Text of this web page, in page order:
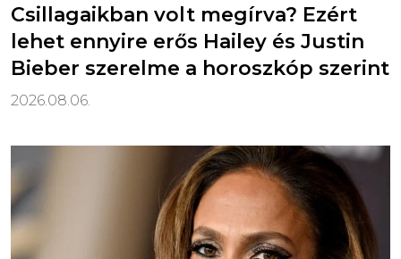
Csillagaikban volt megírva? Ezért
lehet ennyire erős Hailey és Justin
Bieber szerelme a horoszkóp szerint
2026.08.06.